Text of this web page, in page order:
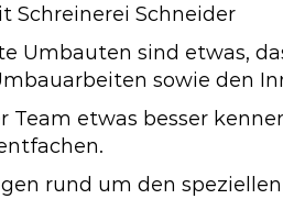
Schreinerei Schneider
Umbauten sind etwas,
sowie den
Team etwas besser
rund um den